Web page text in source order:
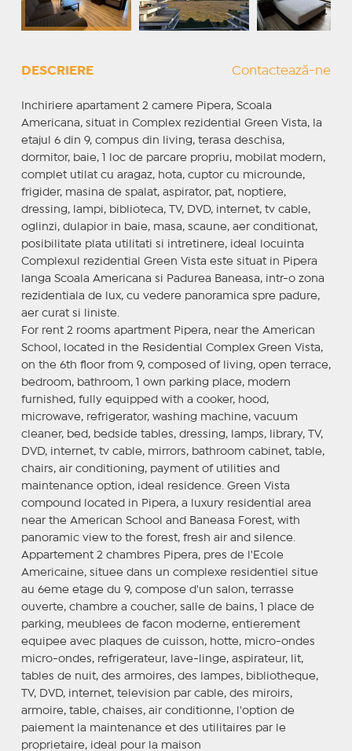
DESCRIERE Contactează-ne
Inchiriere apartament 2 camere Pipera, Scoala
Americana, situat in Complex rezidential Green Vista, la
etajul 6 din 9, compus din living, terasa deschisa,
dormitor, baie, 1 loc de parcare propriu, mobilat modern,
complet utilat cu aragaz, hota, cuptor cu microunde,
frigider, masina de spalat, aspirator, pat, noptiere,
dressing, lampi, biblioteca, TV, DVD, internet, tv cable,
oglinzi, dulapior in baie, masa, scaune, aer conditionat,
posibilitate plata utilitati si intretinere, ideal locuinta
Complexul rezidential Green Vista este situat in Pipera
langa Scoala Americana si Padurea Baneasa, intr-o zona
rezidentiala de lux, cu vedere panoramica spre padure,
aer curat si liniste.
For rent 2 rooms apartment Pipera, near the American
School, located in the Residential Complex Green Vista,
on the 6th floor from 9, composed of living, open terrace,
bedroom, bathroom, 1 own parking place, modern
furnished, fully equipped with a cooker, hood,
microwave, refrigerator, washing machine, vacuum
cleaner, bed, bedside tables, dressing, lamps, library, TV,
DVD, internet, tv cable, mirrors, bathroom cabinet, table,
chairs, air conditioning, payment of utilities and
maintenance option, ideal residence. Green Vista
compound located in Pipera, a luxury residential area
near the American School and Baneasa Forest, with
panoramic view to the forest, fresh air and silence.
Appartement 2 chambres Pipera, pres de l'Ecole
Americaine, situee dans un complexe residentiel situe
au 6eme etage du 9, compose d'un salon, terrasse
ouverte, chambre a coucher, salle de bains, 1 place de
parking, meublees de facon moderne, entierement
equipee avec plaques de cuisson, hotte, micro-ondes
micro-ondes, refrigerateur, lave-linge, aspirateur, lit,
tables de nuit, des armoires, des lampes, bibliotheque,
TV, DVD, internet, television par cable, des miroirs,
armoire, table, chaises, air conditionne, l'option de
paiement la maintenance et des utilitaires par le
proprietaire, ideal pour la maison